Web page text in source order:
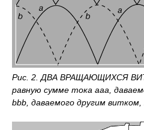
Рис. 2. ДВА ВРАЩАЮЩИХСЯ
равную сумме тока ааа,
bbb, даваемого другим